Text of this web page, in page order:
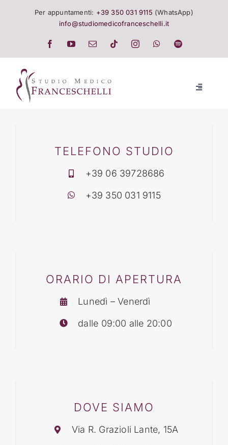
Per appuntamenti: +39 350 031 9115 (WhatsApp)
info@studiomedicofranceschelli.it
Toggle
SALUTE E TRATTAMENTITELEFONO STUDIO
+39 06 39728686
+39 350 031 9115
ORARIO DI APERTURA
Lunedì – Venerdì
dalle 09:00 alle 20:00
DOVE SIAMO
Via R. Grazioli Lante, 15A